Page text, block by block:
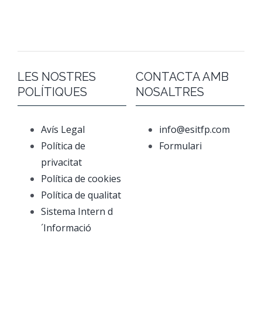
LES NOSTRES
POLÍTIQUES
Avís Legal
Política de
privacitat
Política de cookies
Política de qualitat
Sistema Intern d
´Informació
CONTACTA AMB
NOSALTRES
info@esitfp.com
Formulari